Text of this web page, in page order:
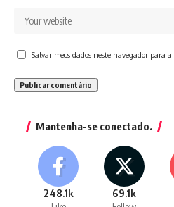
Salvar meus dados neste navegador para
Mantenha-se conectado.
248.1k 69.1k